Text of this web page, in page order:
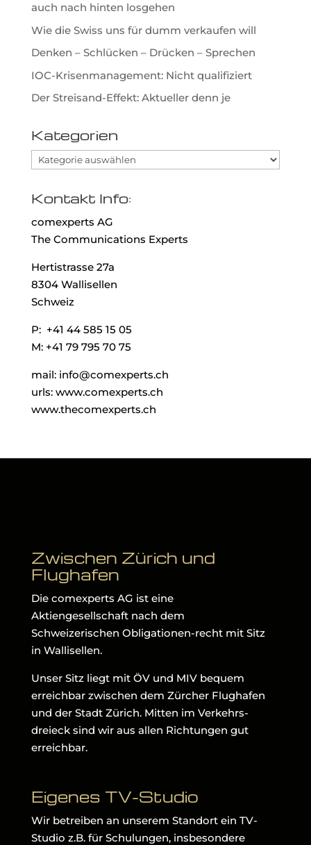
auch nach hinten losgehen
Wie die Swiss uns für dumm verkaufen will
Denken – Schlücken – Drücken – Sprechen
IOC-Krisenmanagement: Nicht qualifiziert
Der Streisand-Effekt: Aktueller denn je
Kategorien
Kategorien
Kontakt Info:
comexperts AG
The Communications Experts
Hertistrasse 27a
8304 Wallisellen
Schweiz
P: +41 44 585 15 05
M: +41 79 795 70 75
mail: info@comexperts.ch
urls: www.comexperts.ch
www.thecomexperts.ch
Zwischen Zürich und
Flughafen
Die comexperts AG ist eine
Aktiengesellschaft nach dem
Schweizerischen Obligationen-recht mit Sitz
in Wallisellen.
Unser Sitz liegt mit ÖV und MIV bequem
erreichbar zwischen dem Zürcher Flughafen
und der Stadt Zürich. Mitten im Verkehrs-
dreieck sind wir aus allen Richtungen gut
erreichbar.
Eigenes TV-Studio
Wir betreiben an unserem Standort ein TV-
Studio z.B. für Schulungen, insbesondere